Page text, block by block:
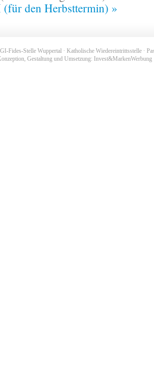
den Herbsttermin) »
Fides-Stelle Wuppertal · Katholische Wiedereintrittsstelle ·
Gestaltung und Umsetzung: Invest&MarkenWerbung